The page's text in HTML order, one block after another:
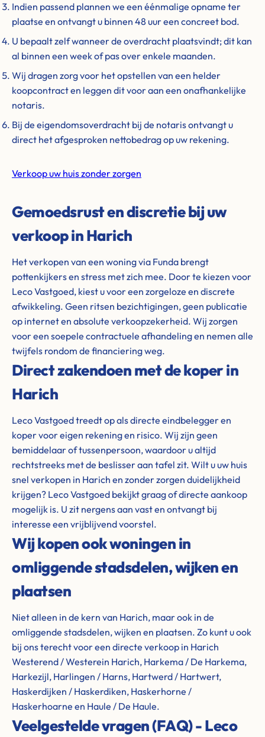
Indien passend plannen we een éénmalige opname ter
plaatse en ontvangt u binnen 48 uur een concreet bod.
U bepaalt zelf wanneer de overdracht plaatsvindt; dit kan
al binnen een week of pas over enkele maanden.
Wij dragen zorg voor het opstellen van een helder
koopcontract en leggen dit voor aan een onafhankelijke
notaris.
Bij de eigendomsoverdracht bij de notaris ontvangt u
direct het afgesproken nettobedrag op uw rekening.
Verkoop uw huis zonder zorgen
Gemoedsrust en discretie bij uw
verkoop in Harich
Het verkopen van een woning via Funda brengt
pottenkijkers en stress met zich mee. Door te kiezen voor
Leco Vastgoed, kiest u voor een zorgeloze en discrete
afwikkeling. Geen ritsen bezichtigingen, geen publicatie
op internet en absolute verkoopzekerheid. Wij zorgen
voor een soepele contractuele afhandeling en nemen alle
twijfels rondom de financiering weg.
Direct zakendoen met de koper in
Harich
Leco Vastgoed treedt op als directe eindbelegger en
koper voor eigen rekening en risico. Wij zijn geen
bemiddelaar of tussenpersoon, waardoor u altijd
rechtstreeks met de beslisser aan tafel zit. Wilt u uw huis
snel verkopen in Harich en zonder zorgen duidelijkheid
krijgen? Leco Vastgoed bekijkt graag of directe aankoop
mogelijk is. U zit nergens aan vast en ontvangt bij
interesse een vrijblijvend voorstel.
Wij kopen ook woningen in
omliggende stadsdelen, wijken en
plaatsen
Niet alleen in de kern van Harich, maar ook in de
omliggende stadsdelen, wijken en plaatsen. Zo kunt u ook
bij ons terecht voor een directe verkoop in Harich
Westerend / Westerein Harich, Harkema / De Harkema,
Harkezijl, Harlingen / Harns, Hartwerd / Hartwert,
Haskerdijken / Haskerdiken, Haskerhorne /
Haskerhoarne en Haule / De Haule.
Veelgestelde vragen (FAQ) - Leco